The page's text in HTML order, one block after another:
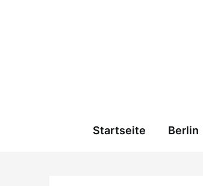
Startseite Berlin